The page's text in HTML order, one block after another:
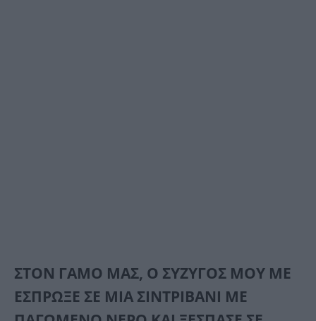
ΣΤΟΝ ΓΑΜΟ ΜΑΣ, Ο ΣΥΖΥΓΟΣ ΜΟΥ ΜΕ
ΕΣΠΡΩΞΕ ΣΕ ΜΙΑ ΣΙΝΤΡΙΒΑΝΙ ΜΕ